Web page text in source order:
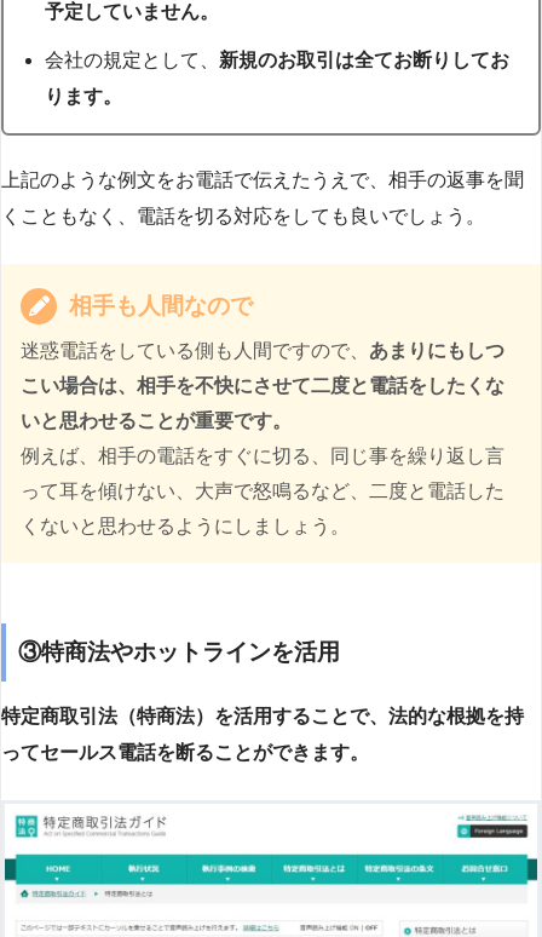
予定していません。
会社の規定として、 新規のお取引は全てお断りしてお
ります。
上記のような例文をお電話で伝えたうえで、相手の返事を聞
くこともなく、電話を切る対応をしても良いでしょう。
相手も人間なので
迷惑電話をしている側も人間ですので、 あまりにもしつ
こい場合は、相手を不快にさせて二度と電話をしたくな
いと思わせることが重要です。
例えば、相手の電話をすぐに切る、同じ事を繰り返し言
って耳を傾けない、大声で怒鳴るなど、二度と電話した
くないと思わせるようにしましょう。
③特商法やホットラインを活用
特定商取引法（特商法）を活用することで、法的な根拠を持
ってセールス電話を断ることができます。